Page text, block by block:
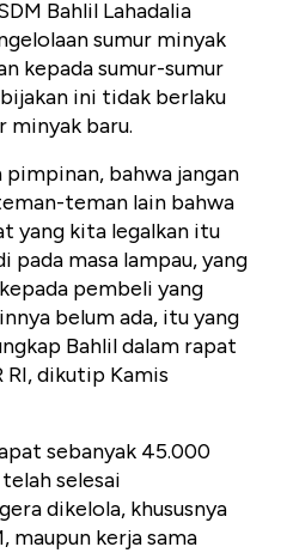
Bahlil Lahadalia
sumur minyak
kepada sumur-sumur
ini tidak berlaku
minyak baru.
pimpinan, bahwa jangan
teman lain bahwa
yang kita legalkan itu
pada masa lampau, yang
pembeli yang
belum ada, itu yang
Bahlil dalam rapat
RI, dikutip Kamis
sebanyak 45.000
selesai
dikelola, khususnya
maupun kerja sama